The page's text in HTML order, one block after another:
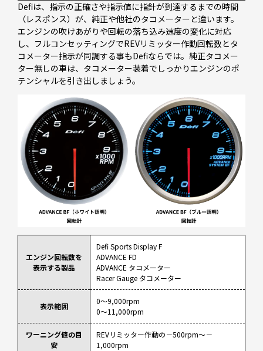
Defiは、指示の正確さや指示値に指針が到達するまでの時間
（レスポンス）が、純正や他社のタコメーターと違います。
エンジンの吹けあがりや回転の落ち込み速度の変化に対応
し、フルコンセッティングでREVリミッター作動回転数とタ
コメーター指示が同調する事もDefiならでは。純正タコメー
ター無しの車は、タコメーター装着でしっかりエンジンのポ
テンシャルを引き出しましょう。
エンジン回転数を
表示する製品
Defi Sports Display F
ADVANCE FD
ADVANCE タコメーター
Racer Gauge タコメーター
表示範囲
0～9,000rpm
0～11,000rpm
ワーニング値の目
安
REVリミッター作動の－500rpm～－
1,000rpm